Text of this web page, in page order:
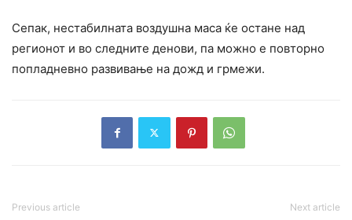
Сепак, нестабилната воздушна маса ќе остане над
регионот и во следните денови, па можно е повторно
попладневно развивање на дожд и грмежи.
Previous article Next article